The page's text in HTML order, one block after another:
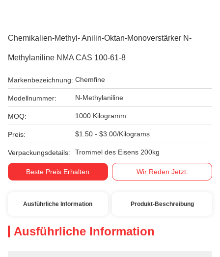
Chemikalien-Methyl- Anilin-Oktan-Monoverstärker N-
Methylaniline NMA CAS 100-61-8
Markenbezeichnung: Chemfine
Modellnummer: N-Methylaniline
MOQ: 1000 Kilogramm
Preis: $1.50 - $3.00/Kilograms
Verpackungsdetails: Trommel des Eisens 200kg
Beste Preis Erhalten Wir Reden Jetzt.
Ausführliche Information Produkt-Beschreibung
Ausführliche Information